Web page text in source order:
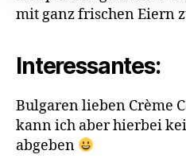
mit ganz frischen Eiern
Interessantes:
Bulgaren lieben Crème
kann ich aber hierbei
abgeben